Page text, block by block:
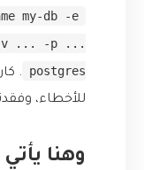
my-db -e
-v ... -p ...
postgres
.
للأخطاء،